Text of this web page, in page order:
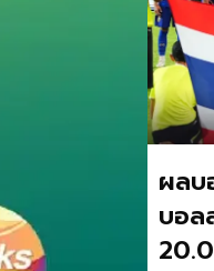
ผลบ
บอล